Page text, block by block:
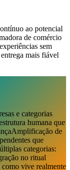
ao potencial
de comércio
sem
mais fiável
e categorias
humana que
Amplificação de
que
categorias:
no ritual
vive realmente